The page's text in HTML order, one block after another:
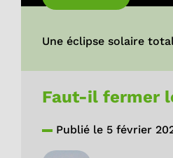
Une éclipse solaire
Faut-il fermer
Publié le 5 février